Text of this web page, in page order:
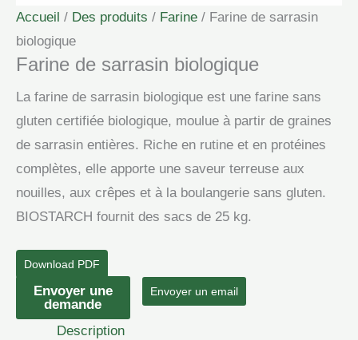
Accueil / Des produits / Farine / Farine de sarrasin
biologique
Farine de sarrasin biologique
La farine de sarrasin biologique est une farine sans
gluten certifiée biologique, moulue à partir de graines
de sarrasin entières. Riche en rutine et en protéines
complètes, elle apporte une saveur terreuse aux
nouilles, aux crêpes et à la boulangerie sans gluten.
BIOSTARCH fournit des sacs de 25 kg.
Download PDF
quantité
Envoyer une
demande
Envoyer un email
Description